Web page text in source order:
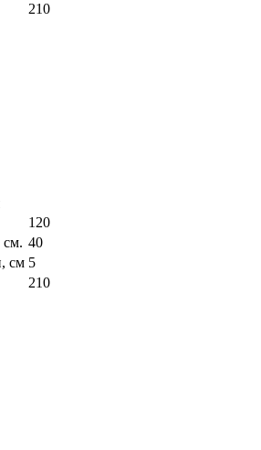
210
120
см. 40
см 5
210